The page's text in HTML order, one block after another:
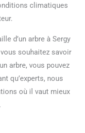
climatiques
d’un arbre à Sergy
souhaitez savoir
arbre, vous pouvez
qu’experts, nous
où il vaut mieux